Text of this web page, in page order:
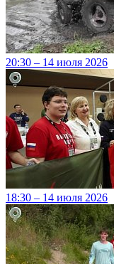
20:30 – 14 июля 2026
18:30 – 14 июля 2026